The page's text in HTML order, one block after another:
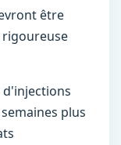
être
d'injections
plus